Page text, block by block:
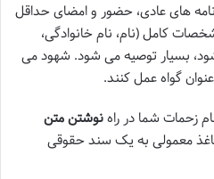
های عادی، حضور و امضای حداقل
کامل (نام، نام خانوادگی،
بسیار توصیه می شود. شهود می
گواه عمل کنند.
زحمات شما در راهنوشتن متن
معمولی به یک سند حقوقی